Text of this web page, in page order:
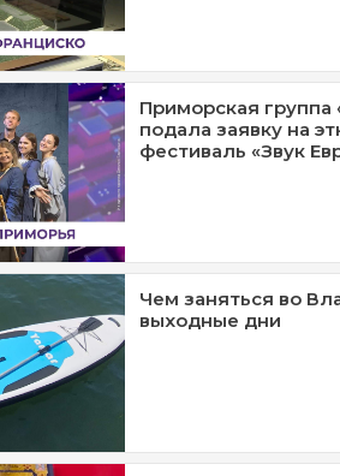
Приморская группа
подала заявку на
фестиваль «Звук
Чем заняться во
выходные дни